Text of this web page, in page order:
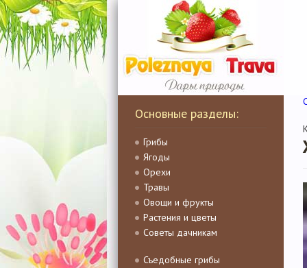
Основные разделы:
Грибы
Ягоды
Орехи
Травы
Овощи и фрукты
Растения и цветы
Советы дачникам
Съедобные грибы